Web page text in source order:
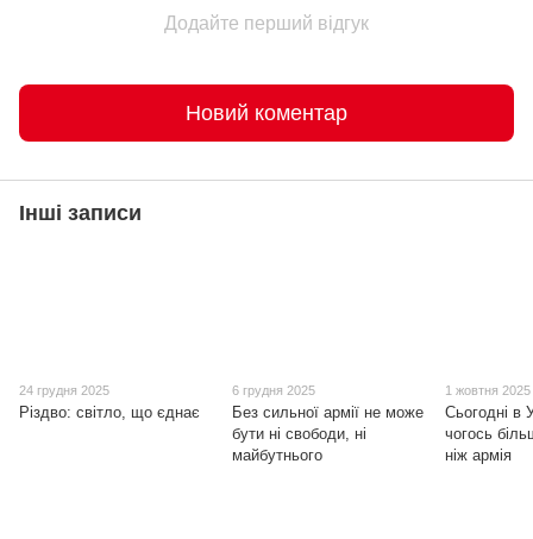
Додайте перший відгук
Новий коментар
Інші записи
24 грудня 2025
Різдво: світло, що єднає
6 грудня 2025
Без сильної армії не може
бути ні свободи, ні
майбутнього
1 жовтня 2025
Сьогодні в
чогось
ніж армія